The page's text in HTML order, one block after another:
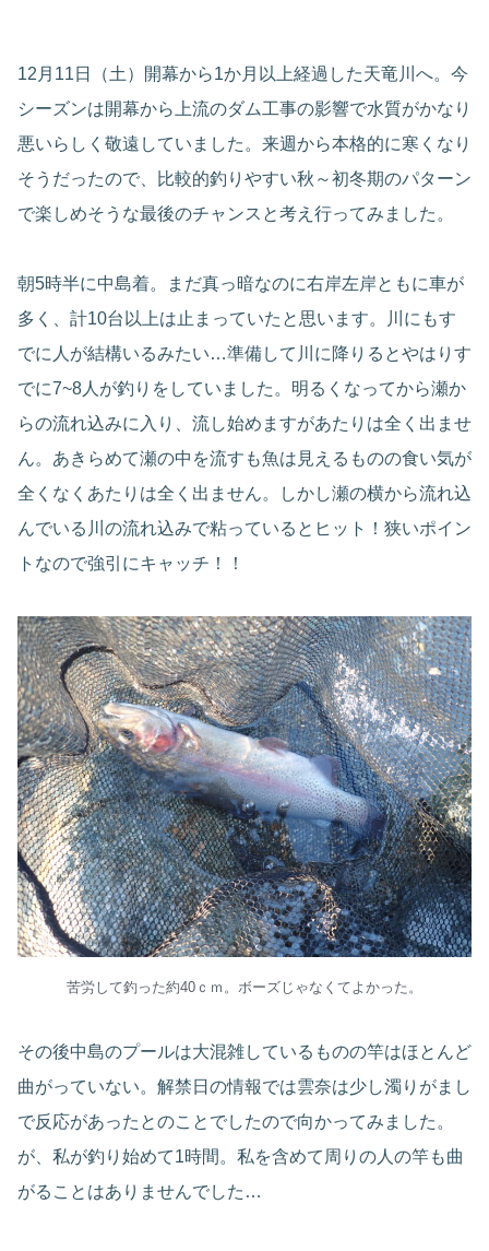
12月11日（土）開幕から1か月以上経過した天竜川へ。今
シーズンは開幕から上流のダム工事の影響で水質がかなり
悪いらしく敬遠していました。来週から本格的に寒くなり
そうだったので、比較的釣りやすい秋～初冬期のパターン
で楽しめそうな最後のチャンスと考え行ってみました。
朝5時半に中島着。まだ真っ暗なのに右岸左岸ともに車が
多く、計10台以上は止まっていたと思います。川にもす
でに人が結構いるみたい…準備して川に降りるとやはりす
でに7~8人が釣りをしていました。明るくなってから瀬か
らの流れ込みに入り、流し始めますがあたりは全く出ませ
ん。あきらめて瀬の中を流すも魚は見えるものの食い気が
全くなくあたりは全く出ません。しかし瀬の横から流れ込
んでいる川の流れ込みで粘っているとヒット！狭いポイン
トなので強引にキャッチ！！
苦労して釣った約40ｃｍ。ボーズじゃなくてよかった。
その後中島のプールは大混雑しているものの竿はほとんど
曲がっていない。解禁日の情報では雲奈は少し濁りがまし
で反応があったとのことでしたので向かってみました。
が、私が釣り始めて1時間。私を含めて周りの人の竿も曲
がることはありませんでした…